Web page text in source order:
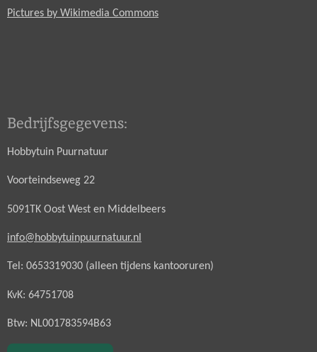
Pictures by Wikimedia Commons
Bedrijfsgegevens:
Hobbytuin Puurnatuur
Voorteindseweg 22
5091TK Oost West en Middelbeers
info@hobbytuinpuurnatuur.nl
Tel: 0653319030 (alleen tijdens kantooruren)
KvK: 64751708
Btw: NL001783594B63